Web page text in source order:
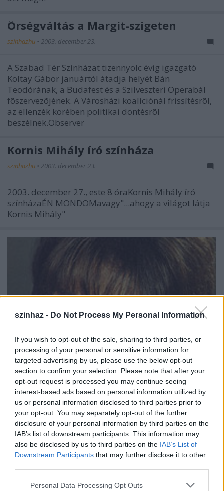
szinhaz - Do Not Process My Personal Information
If you wish to opt-out of the sale, sharing to third parties, or
processing of your personal or sensitive information for
targeted advertising by us, please use the below opt-out
section to confirm your selection. Please note that after your
opt-out request is processed you may continue seeing
interest-based ads based on personal information utilized by
us or personal information disclosed to third parties prior to
your opt-out. You may separately opt-out of the further
disclosure of your personal information by third parties on the
IAB’s list of downstream participants. This information may
also be disclosed by us to third parties on the IAB’s List of
Downstream Participants that may further disclose it to other
Please note that this website/app uses one or more Google
Personal Data Processing Opt Outs
Õrségváltás a Margit-szigeten
szinhazhu • 2003. december 23.
A Szabad Tér Színházat tizennyolc évig igazgató
Koltay Gábor januártól átadja helyét Bán
Teodórának, a Budafest és a Szilveszteri Operabál
fõszervezõjének. A Városházi koalíciónál frissítésrõl,
az ellenzék körében politikai döntésrõl
beszélnek.Observer
Kornis Mihály író színháza
szinhazhu • 2003. december 23.
2003. december 27., este 8 óraKornis Mihály író
színházaÉN MONDOMavagy"...ahogy a világot látja
Kornis Mihály"
Domján Edit-díj 2003 - Kovács Edit
szinhazhu
A Domján Edit alapítvány kuratóriuma az idei
Domján Edit-díjat Kovács Edit mûvésznõnek
(békéscsabai Jókai Színház) ítélte oda. Az alapítvány
célja: Domján Edit nevének, emlékének megõrzése,